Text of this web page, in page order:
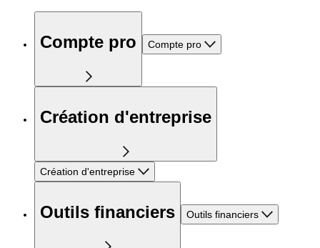
Compte pro Compte pro
Création d'entreprise
Création d'entreprise
Outils financiers Outils financiers